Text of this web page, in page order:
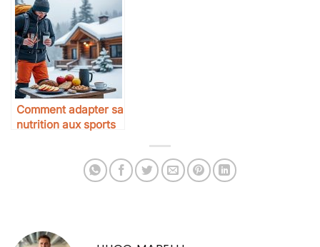
Comment adapter sa
nutrition aux sports